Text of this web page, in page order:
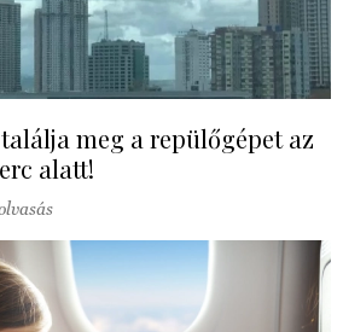
meg a repülőgépet az
alatt!